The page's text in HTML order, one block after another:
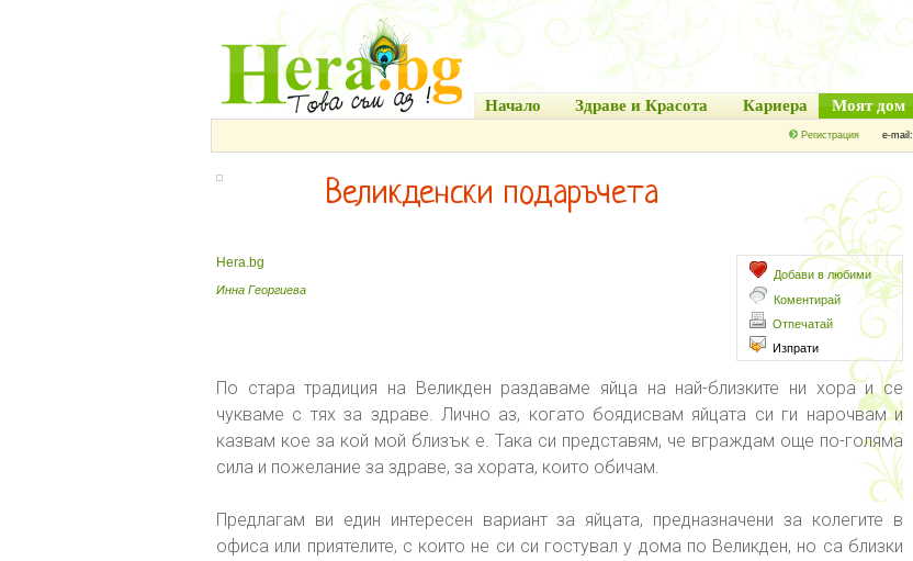
Начало Здраве и Красота Кариера Моят дом
Регистрация e-mail:
Великденски подаръчета
Добави в любими
Коментирай
Отпечатай
Изпрати
Hera.bg
Инна Георгиева
По стара традиция на Великден раздаваме яйца на най-близките ни хора и се
чукваме с тях за здраве. Лично аз, когато боядисвам яйцата си ги нарочвам и
казвам кое за кой мой близък е. Така си представям, че вграждам още по-голяма
сила и пожелание за здраве, за хората, които обичам.
Предлагам ви един интересен вариант за яйцата, предназначени за колегите в
офиса или приятелите, с които не си си гостувал у дома по Великден, но са близки